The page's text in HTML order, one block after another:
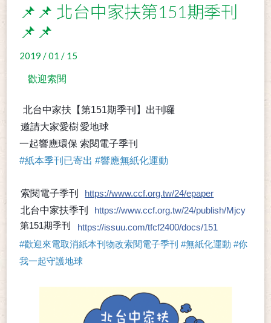
📌📌 北台中家扶第151期季刊
📌📌
2019 / 01 / 15
歡迎索閱
北台中家扶【第151期季刊】出刊囉
邀請大家愛樹愛地球
一起響應環保 索閱電子季刊
#紙本季刊已寄出 #響應無紙化運動
索閱電子季刊
https://www.ccf.org.tw/24/epaper
北台中家扶季刊
https://www.ccf.org.tw/24/publish/Mjcy
第151期季刊
https://issuu.com/tfcf2400/docs/151
#歡迎來電取消紙本刊物改索閱電子季刊 #無紙化運動 #你
我一起守護地球